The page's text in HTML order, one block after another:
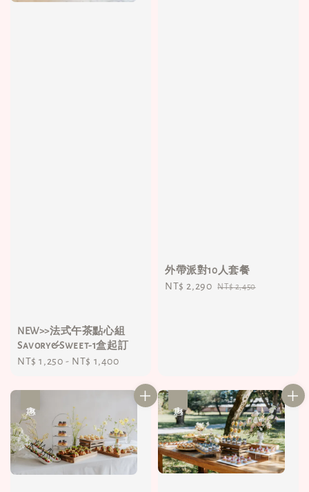
NEW>>法式午茶點心組
Savory&Sweet-1盒起訂
Regular
NT$ 1,250 - NT$ 1,400
外帶派對10人套餐
Sale
NT$ 2,290 Regular
NT$ 2,450